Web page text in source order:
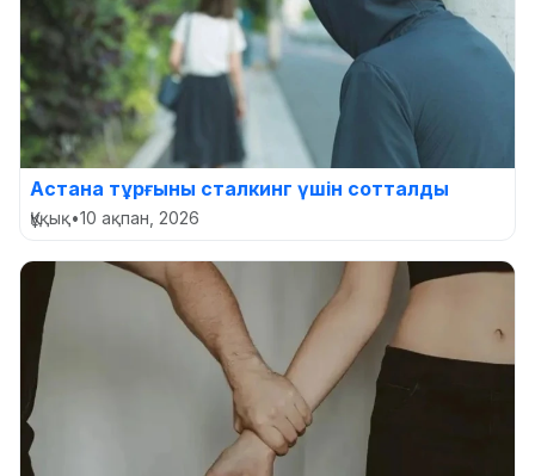
Астана тұрғыны сталкинг үшін сотталды
Құқық•10 ақпан, 2026